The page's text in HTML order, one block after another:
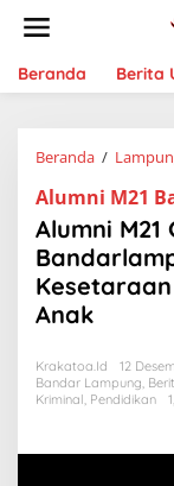
t
Beranda Berita
Beranda /
Alumni M21
Alumni M21
Anak
Krakatoa.id
12
Bandar Lampung,
Kriminal, Pendidikan